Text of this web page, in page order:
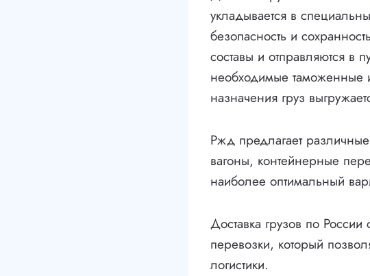
укладывается в
безопасность и
составы и отправляются в
необходимые таможенные
назначения груз
Ржд предлагает
вагоны, контейнерные
наиболее оптимальный
Доставка грузов по
перевозки, который
логистики.